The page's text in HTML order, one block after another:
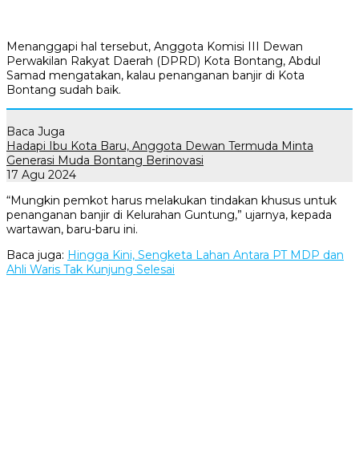
Menanggapi hal tersebut, Anggota Komisi III Dewan
Perwakilan Rakyat Daerah (DPRD) Kota Bontang, Abdul
Samad mengatakan, kalau penanganan banjir di Kota
Bontang sudah baik.
Baca Juga
Hadapi Ibu Kota Baru, Anggota Dewan Termuda Minta
Generasi Muda Bontang Berinovasi
17 Agu 2024
“Mungkin pemkot harus melakukan tindakan khusus untuk
penanganan banjir di Kelurahan Guntung,” ujarnya, kepada
wartawan, baru-baru ini.
Baca juga: Hingga Kini, Sengketa Lahan Antara PT MDP dan
Ahli Waris Tak Kunjung Selesai